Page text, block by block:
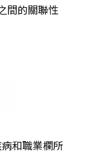
間的關聯性
和職業欄所